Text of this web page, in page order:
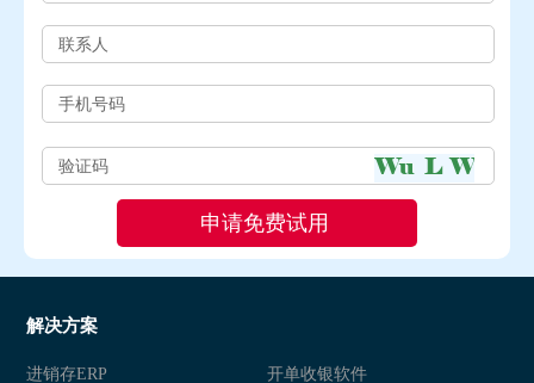
解决方案
进销存ERP 开单收银软件